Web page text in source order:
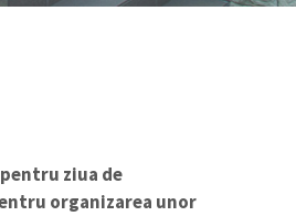
ziua de
organizarea unor